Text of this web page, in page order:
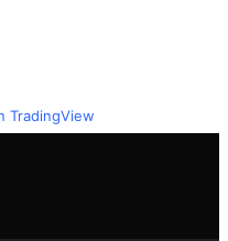
TradingView